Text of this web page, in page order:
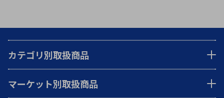
カテゴリ別取扱商品
マーケット別取扱商品